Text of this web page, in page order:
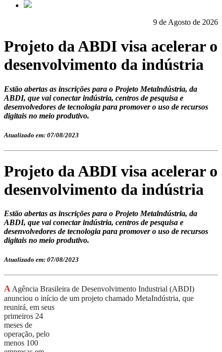
9 de Agosto de 2026
Projeto da ABDI visa acelerar o
desenvolvimento da indústria
Estão abertas as inscrições para o Projeto Metalndústria, da
ABDI, que vai conectar indústria, centros de pesquisa e
desenvolvedores de tecnologia para promover o uso de recursos
digitais no meio produtivo.
Atualizado em: 07/08/2023
Projeto da ABDI visa acelerar o
desenvolvimento da indústria
Estão abertas as inscrições para o Projeto Metalndústria, da
ABDI, que vai conectar indústria, centros de pesquisa e
desenvolvedores de tecnologia para promover o uso de recursos
digitais no meio produtivo.
Atualizado em: 07/08/2023
AAgência Brasileira de Desenvolvimento Industrial (ABDI)
anunciou o início de um projeto chamado MetaIndústria, que
reunirá, em seus
primeiros 24
meses de
operação, pelo
menos 100